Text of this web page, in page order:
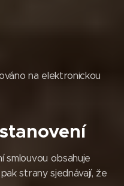
na elektronickou
smlouvou obsahuje
strany sjednávají, že